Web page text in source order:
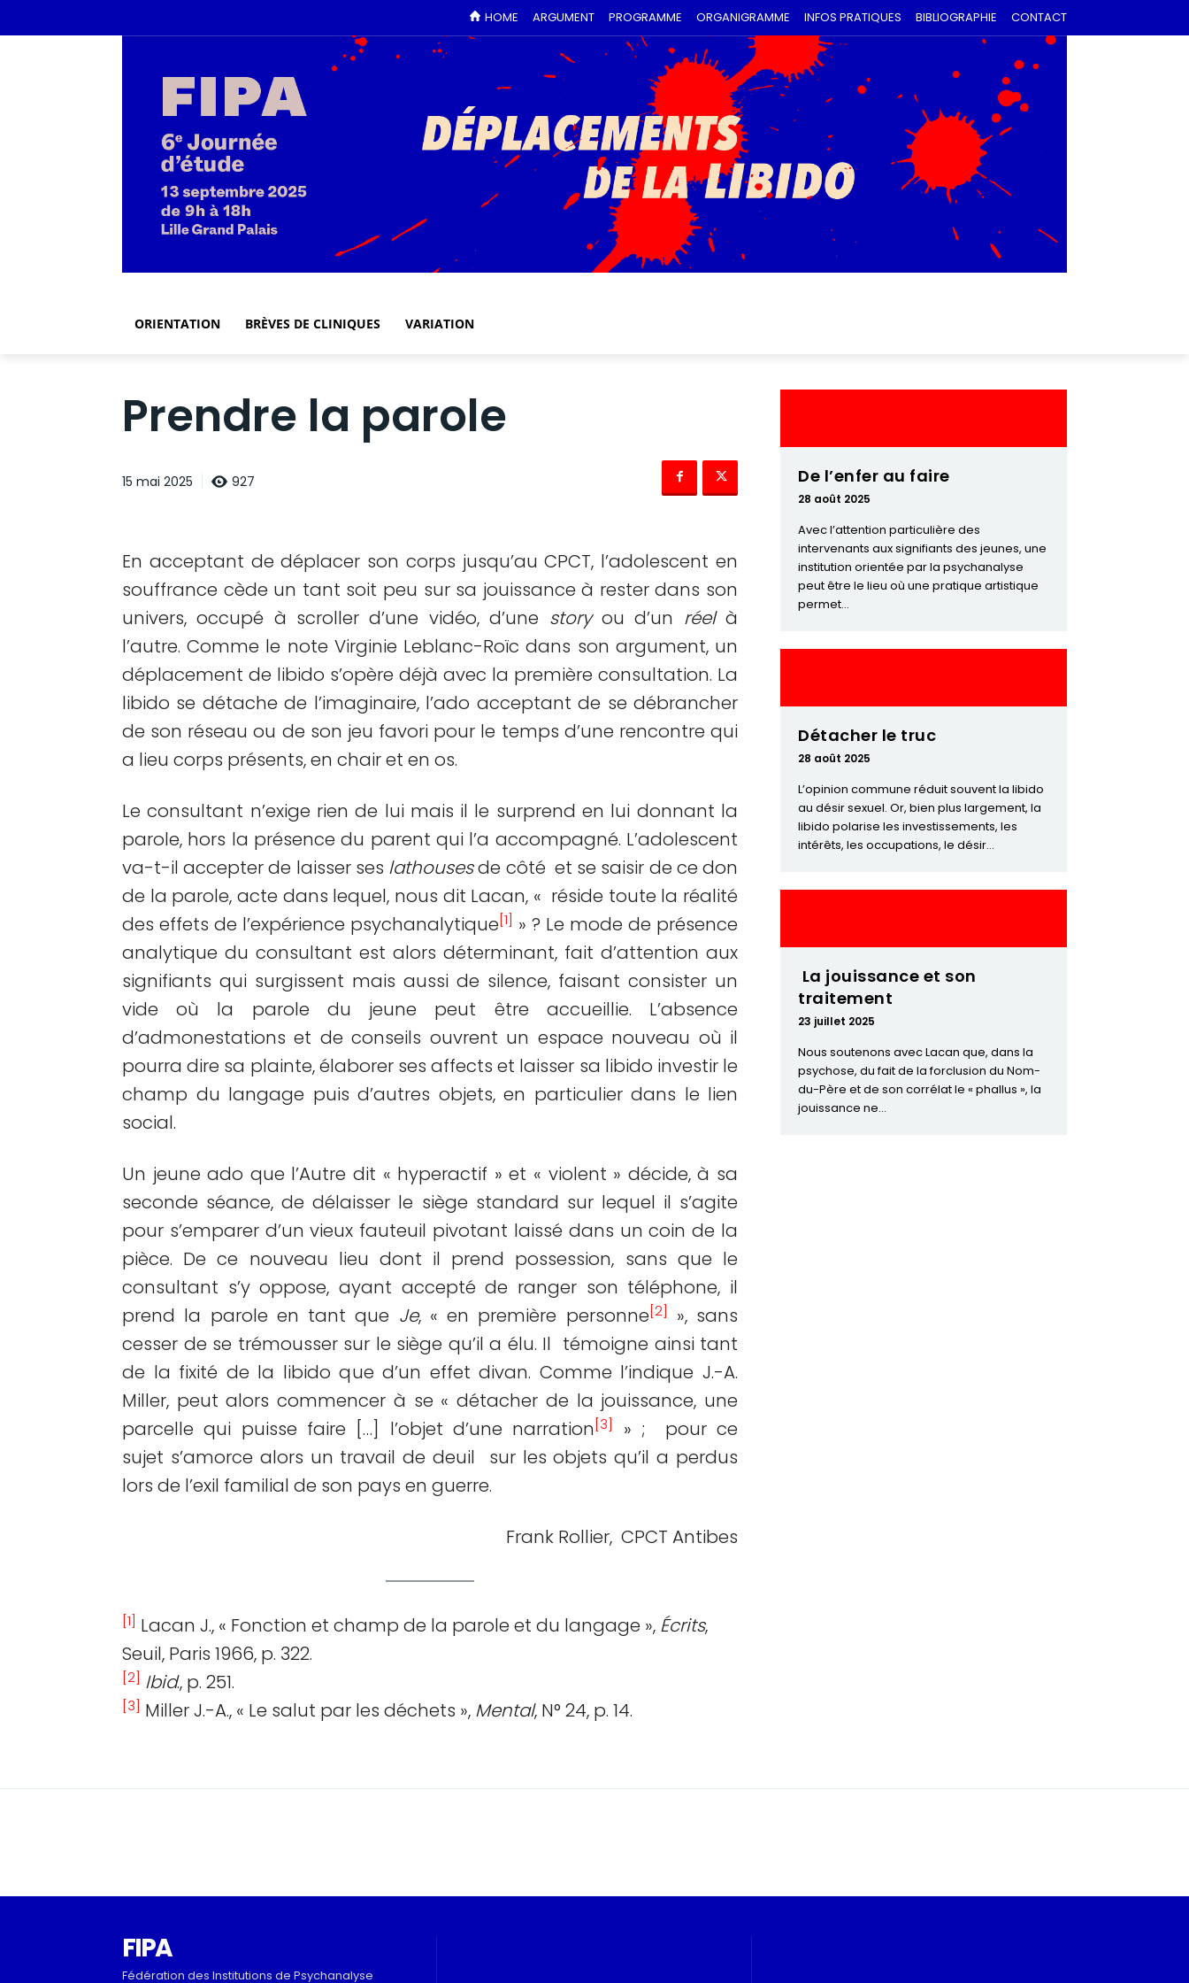
HOME ARGUMENT PROGRAMME ORGANIGRAMME INFOS PRATIQUES BIBLIOGRAPHIE CONTACT
ORIENTATION BRÈVES DE CLINIQUES VARIATION
Prendre la parole
15 mai 2025 927
En acceptant de déplacer son corps jusqu’au CPCT, l’adolescent en
souffrance cède un tant soit peu sur sa jouissance à rester dans son
univers, occupé à scroller d’une vidéo, d’une storyou d’un réelà
l’autre. Comme le note Virginie Leblanc-Roïc dans son argument, un
déplacement de libido s’opère déjà avec la première consultation. La
libido se détache de l’imaginaire, l’ado acceptant de se débrancher
de son réseau ou de son jeu favori pour le temps d’une rencontre qui
a lieu corps présents, en chair et en os.
Le consultant n’exige rien de lui mais il le surprend en lui donnant la
parole, hors la présence du parent qui l’a accompagné. L’adolescent
va-t-il accepter de laisser ses lathousesde côté et se saisir de ce don
de la parole, acte dans lequel, nous dit Lacan, « réside toute la réalité
des effets de l’expérience psychanalytique[1] » ? Le mode de présence
analytique du consultant est alors déterminant, fait d’attention aux
signifiants qui surgissent mais aussi de silence, faisant consister un
vide où la parole du jeune peut être accueillie. L’absence
d’admonestations et de conseils ouvrent un espace nouveau où il
pourra dire sa plainte, élaborer ses affects et laisser sa libido investir le
champ du langage puis d’autres objets, en particulier dans le lien
social.
Un jeune ado que l’Autre dit « hyperactif » et « violent » décide, à sa
seconde séance, de délaisser le siège standard sur lequel il s’agite
pour s’emparer d’un vieux fauteuil pivotant laissé dans un coin de la
pièce. De ce nouveau lieu dont il prend possession, sans que le
consultant s’y oppose, ayant accepté de ranger son téléphone, il
prend la parole en tant que Je, « en première personne[2]
», sans
cesser de se trémousser sur le siège qu’il a élu. Il témoigne ainsi tant
de la fixité de la libido que d’un effet divan. Comme l’indique J.-A.
Miller, peut alors commencer à se « détacher de la jouissance, une
parcelle qui puisse faire […] l’objet d’une narration[3]
» ; pour ce
sujet s’amorce alors un travail de deuil sur les objets qu’il a perdus
lors de l’exil familial de son pays en guerre.
Frank Rollier, CPCT Antibes
[1] Lacan J., « Fonction et champ de la parole et du langage », Écrits,
Seuil, Paris 1966, p. 322.
[2] Ibid., p. 251.
[3] Miller J.-A., « Le salut par les déchets », Mental, N° 24, p. 14.
De l’enfer au faire
28 août 2025
Avec l’attention particulière des
intervenants aux signifiants des jeunes, une
institution orientée par la psychanalyse
peut être le lieu où une pratique artistique
permet...
Détacher le truc
28 août 2025
L’opinion commune réduit souvent la libido
au désir sexuel. Or, bien plus largement, la
libido polarise les investissements, les
intérêts, les occupations, le désir...
La jouissance et son
traitement
23 juillet 2025
Nous soutenons avec Lacan que, dans la
psychose, du fait de la forclusion du Nom-
du-Père et de son corrélat le « phallus », la
jouissance ne...
FIPA
Fédération des Institutions de Psychanalyse